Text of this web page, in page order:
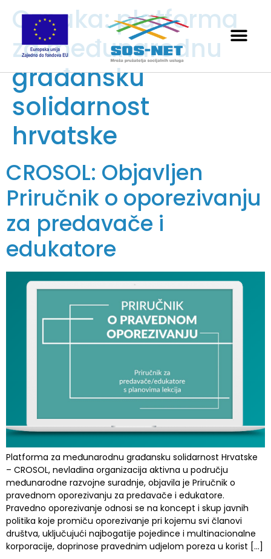
Oznaka:platforma
za međunarodnu
građansku
solidarnost
hrvatske
CROSOL: Objavljen
Priručnik o oporezivanju
za predavače i
edukatore
Platforma za međunarodnu građansku solidarnost Hrvatske
– CROSOL, nevladina organizacija aktivna u području
međunarodne razvojne suradnje, objavila je Priručnik o
pravednom oporezivanju za predavače i edukatore.
Pravedno oporezivanje odnosi se na koncept i skup javnih
politika koje promiču oporezivanje pri kojemu svi članovi
društva, uključujući najbogatije pojedince i multinacionalne
korporacije, doprinose pravednim udjelom poreza u korist […]